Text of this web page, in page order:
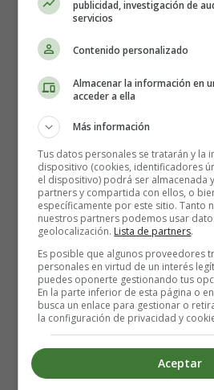
Significado de
Nombre para
Nombre masculino procedente
significa “gemelo”. Fue el único
que no creyó en la resurrección de
ver y tocar sus heridas.
Con gran personalidad.
publicidad, investigación de
servicios
Contenido personalizado
Almacenar la información en
acceder a ella
Más información
Tus datos personales se tratarán y la
dispositivo (cookies, identificadores
el dispositivo) podrá ser almacenada
partners y compartida con ellos, o
específicamente por este sitio. Tanto
nuestros partners podemos usar
geolocalización. Lista de partners.
Es posible que algunos proveedores
personales en virtud de un interés
puedes oponerte gestionando tus
En la parte inferior de esta página o
busca un enlace para gestionar o
la configuración de privacidad y
Aceptar